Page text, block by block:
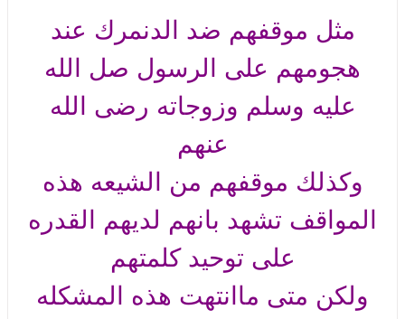
مثل موقفهم ضد الدنمرك عند
هجومهم على الرسول صل الله
عليه وسلم وزوجاته رضى الله
عنهم
وكذلك موقفهم من الشيعه هذه
المواقف تشهد بانهم لديهم القدره
على توحيد كلمتهم
ولكن متى ماانتهت هذه المشكله